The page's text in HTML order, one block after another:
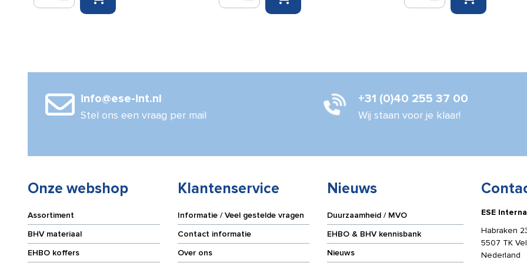
skyblauw
rood
wit
info@ese-int.nl
Stel ons een vraag per mail
+31 (0)40 255 37 00
Wij staan voor je klaar!
Onze webshop
Assortiment
BHV materiaal
EHBO koffers
Klantenservice
Informatie / Veel gestelde vragen
Contact informatie
Over ons
Nieuws
Duurzaamheid / MVO
EHBO & BHV kennisbank
Nieuws
ESE
Habraken
5507 TK
Nederland